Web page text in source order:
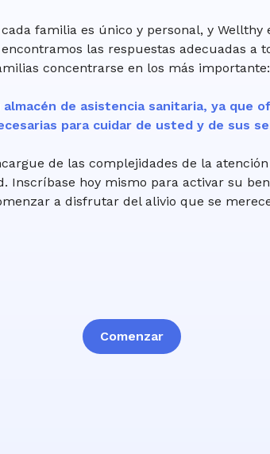
familia es único y personal, y
las respuestas adecuadas a
concentrarse en los más
de asistencia sanitaria, ya que
para cuidar de usted y de sus
de las complejidades de la
Inscríbase hoy mismo para activar su
a disfrutar del alivio que se
Comenzar